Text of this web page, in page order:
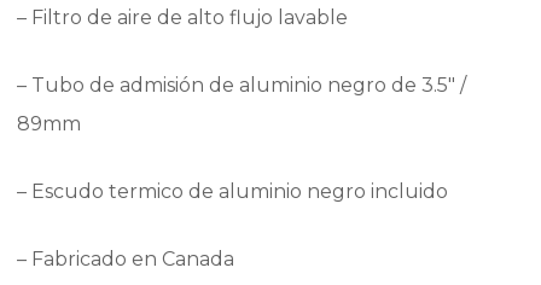
– Filtro de aire de alto flujo lavable
– Tubo de admisión de aluminio negro de 3.5″ /
89mm
– Escudo termico de aluminio negro incluido
– Fabricado en Canada